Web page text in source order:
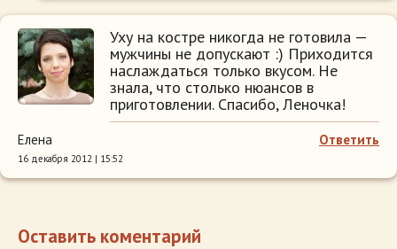
Уху на костре никогда не готовила —
мужчины не допускают :) Приходится
наслаждаться только вкусом. Не
знала, что столько нюансов в
приготовлении. Спасибо, Леночка!
Ответить
Елена
16 декабря 2012 | 15:52
Оставить коментарий